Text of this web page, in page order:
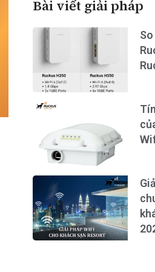
Bài viết giải pháp